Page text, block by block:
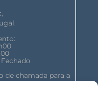
de chamada para a